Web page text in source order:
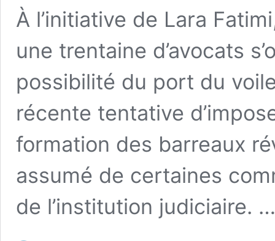
À l’initiative de Lara
une trentaine d’avocats
possibilité du port du
récente tentative
formation des barreaux
assumé de certaines
de l’institution judiciaire.